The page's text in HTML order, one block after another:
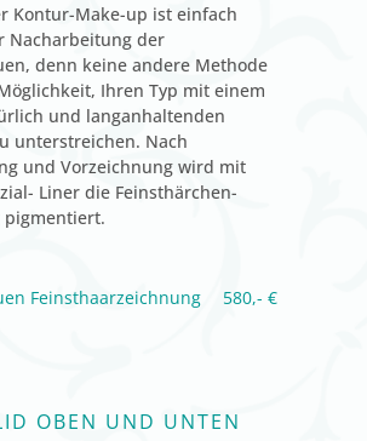
Kontur-Make-up ist einfach
Nacharbeitung der
denn keine andere Methode
Ihren Typ mit einem
und langanhaltenden
unterstreichen. Nach
und Vorzeichnung wird mit
Liner die Feinsthärchen-
pigmentiert.
Feinsthaarzeichnung 580,- €
OBEN UND UNTEN